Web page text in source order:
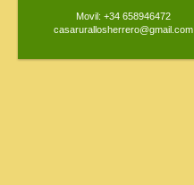
Movil: +34 658946472
casarurallosherrero@gmail.com